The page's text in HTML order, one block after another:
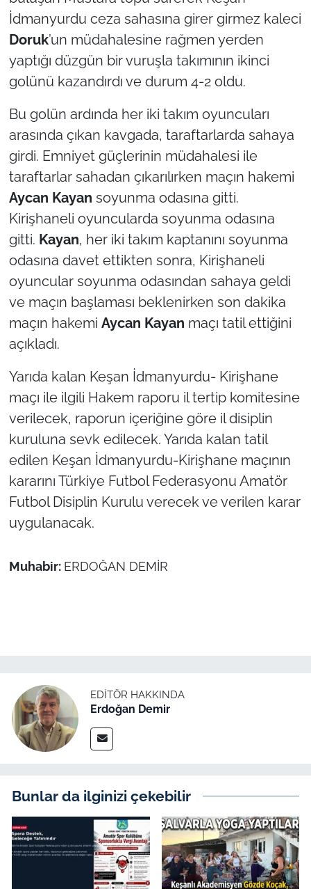
İdmanyurdu ceza sahasına girer girmez kaleci
Doruk’un müdahalesine rağmen yerden
yaptığı düzgün bir vuruşla takımının ikinci
golünü kazandırdı ve durum 4-2 oldu.
Bu golün ardında her iki takım oyuncuları
arasında çıkan kavgada, taraftarlarda sahaya
girdi. Emniyet güçlerinin müdahalesi ile
taraftarlar sahadan çıkarılırken maçın hakemi
Aycan Kayan soyunma odasına gitti.
Kirişhaneli oyuncularda soyunma odasına
gitti. Kayan, her iki takım kaptanını soyunma
odasına davet ettikten sonra, Kirişhaneli
oyuncular soyunma odasından sahaya geldi
ve maçın başlaması beklenirken son dakika
maçın hakemi Aycan Kayan maçı tatil ettiğini
açıkladı.
Yarıda kalan Keşan İdmanyurdu- Kirişhane
maçı ile ilgili Hakem raporu il tertip komitesine
verilecek, raporun içeriğine göre il disiplin
kuruluna sevk edilecek. Yarıda kalan tatil
edilen Keşan İdmanyurdu-Kirişhane maçının
kararını Türkiye Futbol Federasyonu Amatör
Futbol Disiplin Kurulu verecek ve verilen karar
uygulanacak.
Muhabir: ERDOĞAN DEMİR
EDITÖR HAKKINDA
Erdoğan Demir
Bunlar da ilginizi çekebilir